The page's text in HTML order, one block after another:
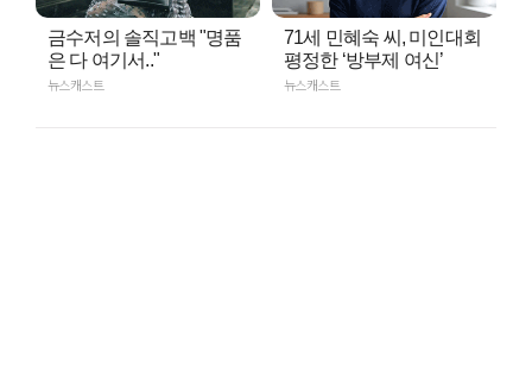
금수저의 솔직고백 "명품
은 다 여기서.."
뉴스캐스트
71세 민혜숙 씨, 미인대회
평정한 ‘방부제 여신’
뉴스캐스트